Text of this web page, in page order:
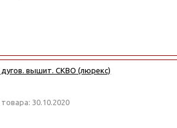
дугов. вышит. СКВО (люрекс)
30.10.2020